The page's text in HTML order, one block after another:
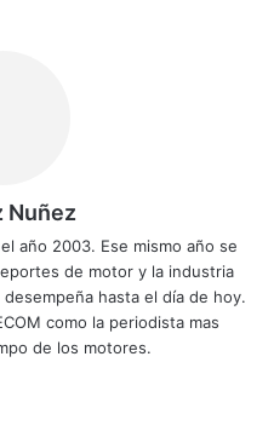
Nuñez
año 2003. Ese mismo año se
de motor y la industria
hasta el día de hoy.
como la periodista mas
de los motores.